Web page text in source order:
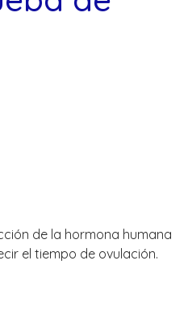
de la hormona humana
el tiempo de ovulación.